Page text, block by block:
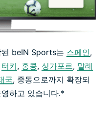
된 beIN Sports는 스페인,
터키, 홍콩, 싱가포르, 말레
국, 중동으로까지 확장되
하고 있습니다.*